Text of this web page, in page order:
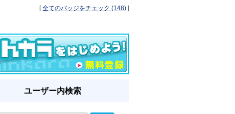
[全てのバッジをチェック (148) ]
ユーザー内検索